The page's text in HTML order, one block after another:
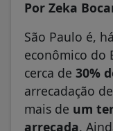
Por Zeka
São Paulo é,
econômico do
cerca de 30%
arrecadação
mais de um
arrecada.